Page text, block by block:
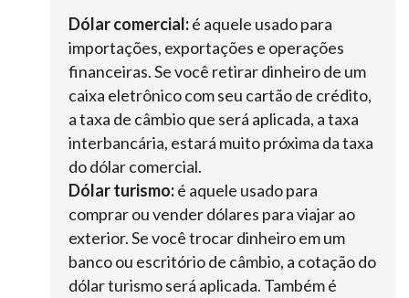
Dólar comercial:é aquele usado para
importações, exportações e operações
financeiras. Se você retirar dinheiro de um
caixa eletrônico com seu cartão de crédito,
a taxa de câmbio que será aplicada, a taxa
interbancária, estará muito próxima da taxa
do dólar comercial.
Dólar turismo:é aquele usado para
comprar ou vender dólares para viajar ao
exterior. Se você trocar dinheiro em um
banco ou escritório de câmbio, a cotação do
dólar turismo será aplicada. Também é